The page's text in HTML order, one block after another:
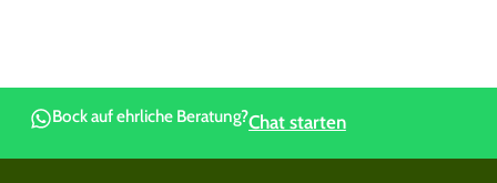
Bock auf ehrliche Beratung?Chat starten